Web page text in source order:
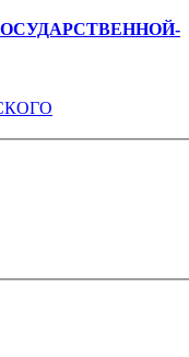
ГОСУДАРСТВЕННОЙ-